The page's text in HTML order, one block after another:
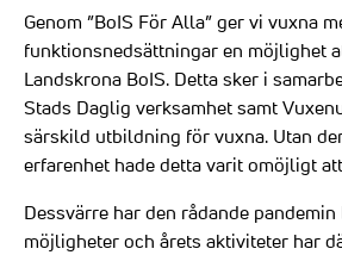
Genom ”BoIS För Alla” ger vi vuxna
funktionsnedsättningar en möjlighet
Landskrona BoIS. Detta sker i
Stads Daglig verksamhet samt
särskild utbildning för vuxna. Utan
erfarenhet hade detta varit omöjligt
Dessvärre har den rådande
möjligheter och årets aktiviteter har